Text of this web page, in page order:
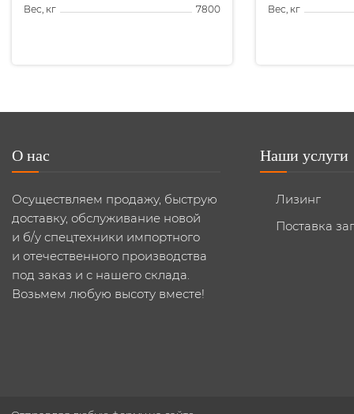
Вес, кг
7800
Вес, кг
О нас
Осуществляем продажу, быструю
доставку, обслуживание новой
и б/у спецтехники импортного
и отечественного производства
под заказ и с нашего склада.
Возьмем любую высоту вместе!
Наши услуги
Лизинг
Поставка